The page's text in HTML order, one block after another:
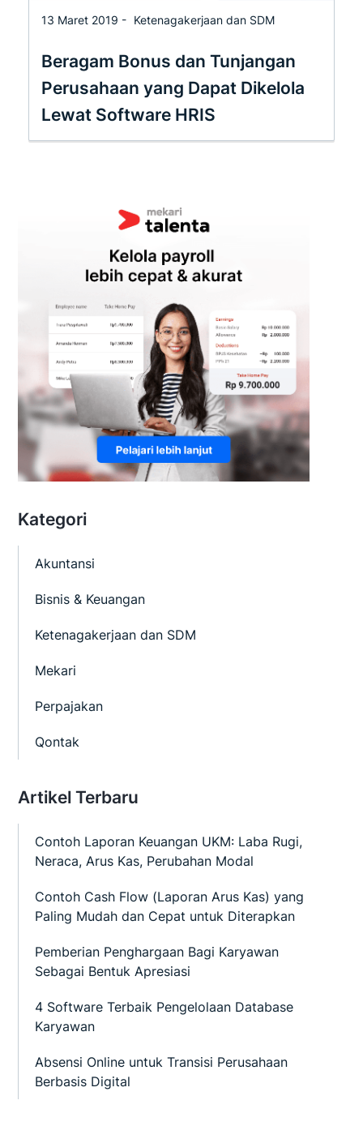
13 Maret 2019 - Ketenagakerjaan dan SDM
Beragam Bonus dan Tunjangan
Perusahaan yang Dapat Dikelola
Lewat Software HRIS
Kategori
Akuntansi
Bisnis & Keuangan
Ketenagakerjaan dan SDM
Mekari
Perpajakan
Qontak
Artikel Terbaru
Contoh Laporan Keuangan UKM: Laba Rugi,
Neraca, Arus Kas, Perubahan Modal
Contoh Cash Flow (Laporan Arus Kas) yang
Paling Mudah dan Cepat untuk Diterapkan
Pemberian Penghargaan Bagi Karyawan
Sebagai Bentuk Apresiasi
4 Software Terbaik Pengelolaan Database
Karyawan
Absensi Online untuk Transisi Perusahaan
Berbasis Digital